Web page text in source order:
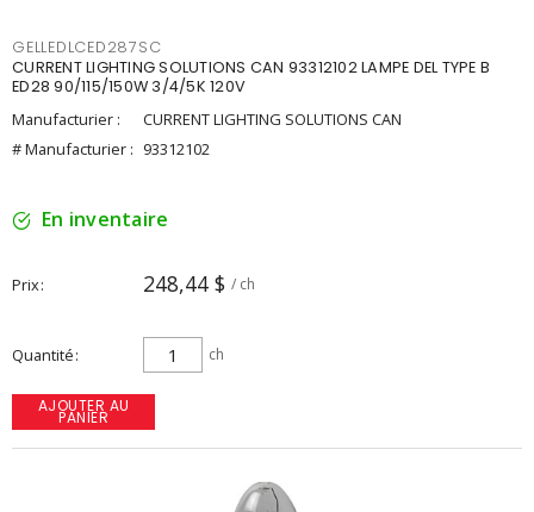
GELLEDLCED287SC
CURRENT LIGHTING SOLUTIONS CAN 93312102 LAMPE DEL TYPE B
ED28 90/115/150W 3/4/5K 120V
Manufacturier :
CURRENT LIGHTING SOLUTIONS CAN
# Manufacturier : 93312102
En inventaire
Prix 248,44 $ / ch
Quantité ch
AJOUTER AU
PANIER